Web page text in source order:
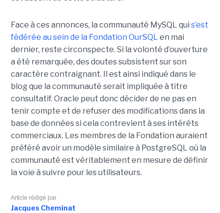
Face à ces annonces, la communauté MySQL qui s’est
fédérée au sein de la Fondation OurSQL en mai
dernier, reste circonspecte. Si la volonté d’ouverture
a été remarquée, des doutes subsistent sur son
caractère contraignant. Il est ainsi indiqué dans le
blog que la communauté serait impliquée à titre
consultatif. Oracle peut donc décider de ne pas en
tenir compte et de refuser des modifications dans la
base de données si cela contrevient à ses intérêts
commerciaux. Les membres de la Fondation auraient
préféré avoir un modèle similaire à PostgreSQL où la
communauté est véritablement en mesure de définir
la voie à suivre pour les utilisateurs.
Article rédigé par
Jacques Cheminat